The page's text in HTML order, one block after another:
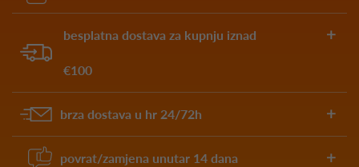
besplatna dostava za kupnju iznad
€100
brza dostava u hr 24/72h
povrat/zamjena unutar 14 dana